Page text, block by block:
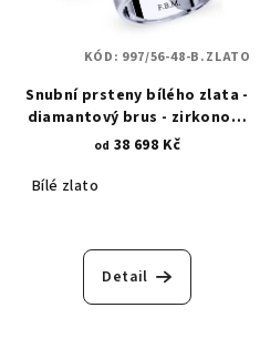
Snubní prsteny bílého zlata -
diamantový brus - zirkonový
čtverec 997
od 38 698 Kč
Bílé zlato
Detail
KÓD: 997/56-48-B.ZLATO